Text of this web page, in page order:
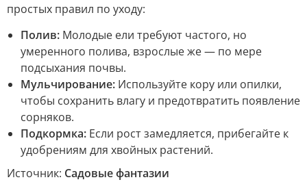
простых правил по уходу:
Полив: Молодые ели требуют частого, но
умеренного полива, взрослые же — по мере
подсыхания почвы.
Мульчирование: Используйте кору или опилки,
чтобы сохранить влагу и предотвратить появление
сорняков.
Подкормка: Если рост замедляется, прибегайте к
удобрениям для хвойных растений.
Источник: Садовые фантазии